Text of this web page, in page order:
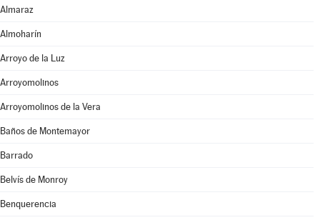
Almaraz
Almoharín
Arroyo de la Luz
Arroyomolinos
Arroyomolinos de la Vera
Baños de Montemayor
Barrado
Belvís de Monroy
Benquerencia